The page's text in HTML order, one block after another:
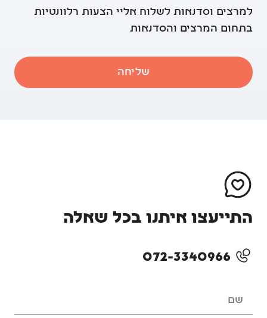
למרצים וסדנאות לשלוח אליי הצעות רלוונטיות
בתחום המרצים והסדנאות
שליחה
התייעצו איתנו בכל שאלה
072-3340966